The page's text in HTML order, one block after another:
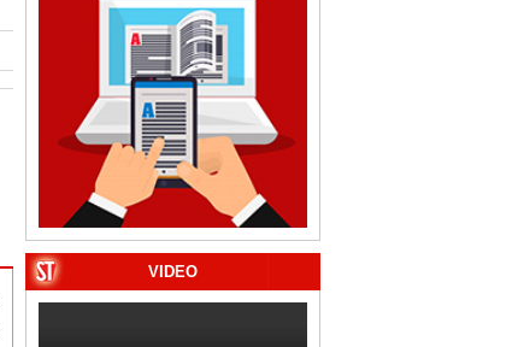
VIDEO